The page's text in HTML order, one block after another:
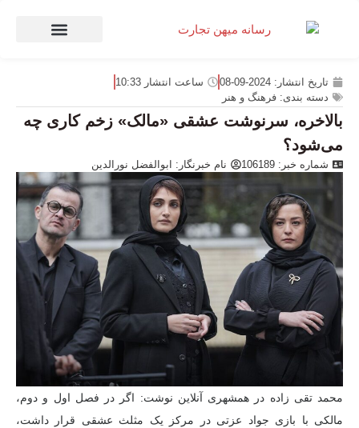
تاریخ انتشار: 2024-09-08 ساعت انتشار 10:33
دسته بندی: فرهنگ و هنر
بالاخره، سرنوشت عشقی «مالک» زخم کاری چه
می‌شود؟
شماره خبر: 106189 نام خبرنگار: ابوالفضل نورالدین
محمد تقی زاده در همشهری آنلاین نوشت: اگر در فصل اول و دوم،
مالکی با بازی جواد عزتی در مرکز یک مثلث عشقی قرار داشت،